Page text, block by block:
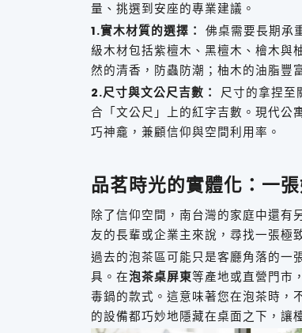
量、挑選到安座的專業建議。
1.實木材質的選擇： 佛桌需要長期承
級木材包括紫檀木、黑檀木、檜木與
然的清香，防蟲防潮；柚木的油脂豐
2.尺寸與文公尺吉數： 尺寸的拿捏至
合「文公尺」上的紅字吉數。現代公
巧神龕，兼顧信仰與空間利用率。
品茗時光的實體化：一
除了信仰空間，南台灣的家庭中還有
友的長輩或企業主來說，尋找一張極
過去的泡茶區可能只是客廳角落的一
具。在泡茶桌屏東等產地或直營門市
毒鍋的款式。這意味著您在泡茶時，
的設備都巧妙地隱藏在桌面之下，讓